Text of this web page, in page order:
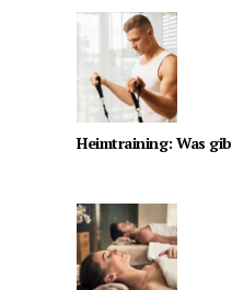
Heimtraining: Was